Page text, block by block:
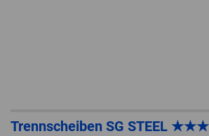
Trennscheiben SG STEEL